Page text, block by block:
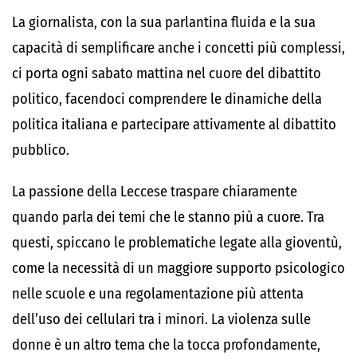
La giornalista, con la sua parlantina fluida e la sua
capacità di semplificare anche i concetti più complessi,
ci porta ogni sabato mattina nel cuore del dibattito
politico, facendoci comprendere le dinamiche della
politica italiana e partecipare attivamente al dibattito
pubblico.
La passione della Leccese traspare chiaramente
quando parla dei temi che le stanno più a cuore. Tra
questi, spiccano le problematiche legate alla gioventù,
come la necessità di un maggiore supporto psicologico
nelle scuole e una regolamentazione più attenta
dell’uso dei cellulari tra i minori. La violenza sulle
donne è un altro tema che la tocca profondamente,